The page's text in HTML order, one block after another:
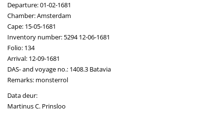
Departure: 01-02-1681
Chamber: Amsterdam
Cape: 15-05-1681
Inventory number: 5294 12-06-1681
Folio: 134
Arrival: 12-09-1681
DAS- and voyage no.: 1408.3 Batavia
Remarks: monsterrol
Data deur:
Martinus C. Prinsloo